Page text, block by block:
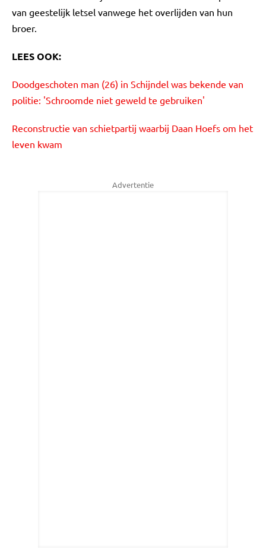
van geestelijk letsel vanwege het overlijden van hun
broer.
LEES OOK:
Doodgeschoten man (26) in Schijndel was bekende van
politie: 'Schroomde niet geweld te gebruiken'
Reconstructie van schietpartij waarbij Daan Hoefs om het
leven kwam
Advertentie